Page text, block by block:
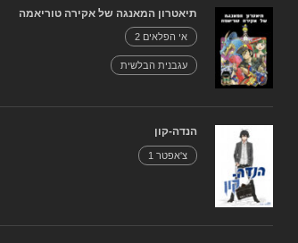
תיאטרון המאנגה של אקירה טוריאמה
אי הפלאים 2
עגבנית הבלשית
הנדה-קון
צ'אפטר 1